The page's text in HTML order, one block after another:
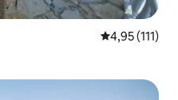
Classificação
4,95 (111)